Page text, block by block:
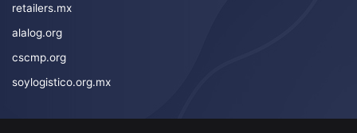
retailers.mx
alalog.org
cscmp.org
soylogistico.org.mx